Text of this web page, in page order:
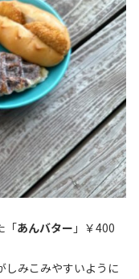
「あんバター 」￥400
しみこみやすいように